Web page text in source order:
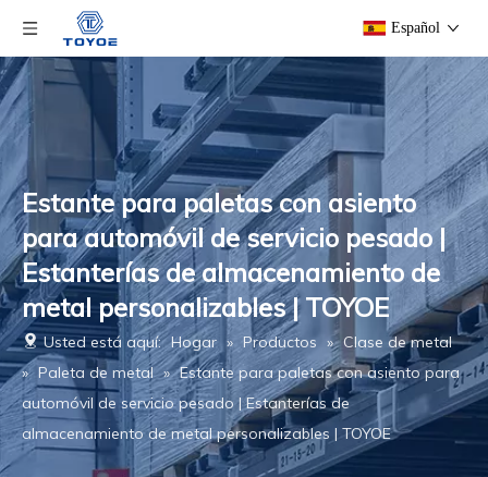
Español
Estante para paletas con asiento
para automóvil de servicio pesado |
Estanterías de almacenamiento de
metal personalizables | TOYOE
Usted está aquí: Hogar » Productos » Clase de metal
» Paleta de metal » Estante para paletas con asiento para
automóvil de servicio pesado | Estanterías de
almacenamiento de metal personalizables | TOYOE